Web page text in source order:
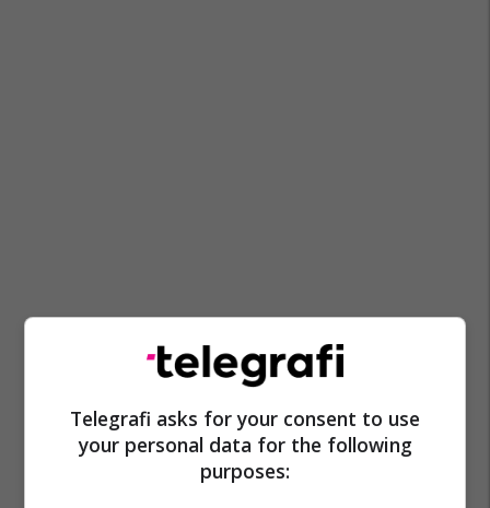
Telegrafi asks for your consent to use
your personal data for the following
purposes: